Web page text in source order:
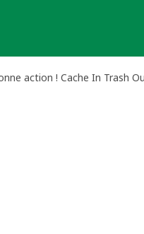
action ! Cache In Trash